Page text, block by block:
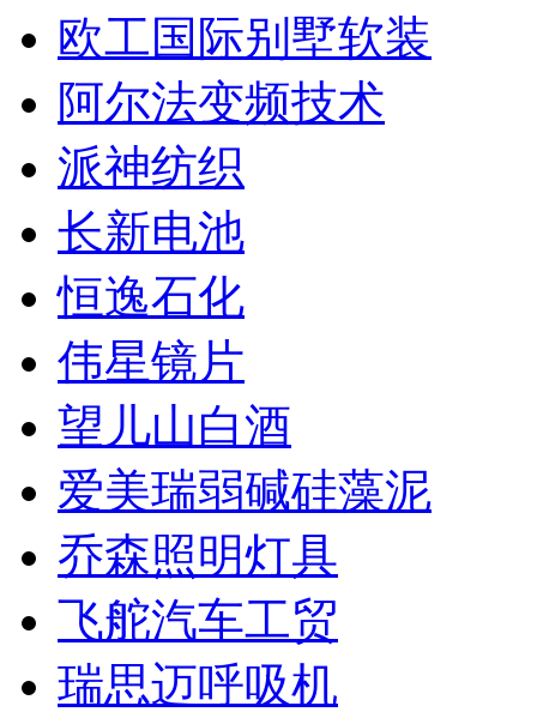
欧工国际别墅软装
阿尔法变频技术
派神纺织
长新电池
恒逸石化
伟星镜片
望儿山白酒
爱美瑞弱碱硅藻泥
乔森照明灯具
飞舵汽车工贸
瑞思迈呼吸机